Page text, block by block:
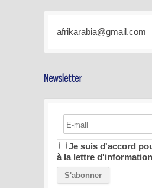
afrikarabia@gmail.com
Je suis d'accord
à la lettre d'information